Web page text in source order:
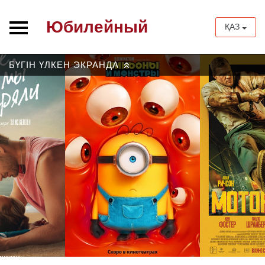
Юбилейный ҚАЗ
БҮГІН ҮЛКЕН ЭКРАНДА»